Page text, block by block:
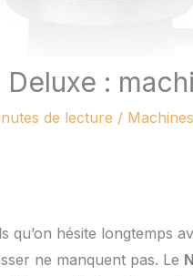
:
de lecture /
qu’on hésite longtemps
ne manquent pas. Le